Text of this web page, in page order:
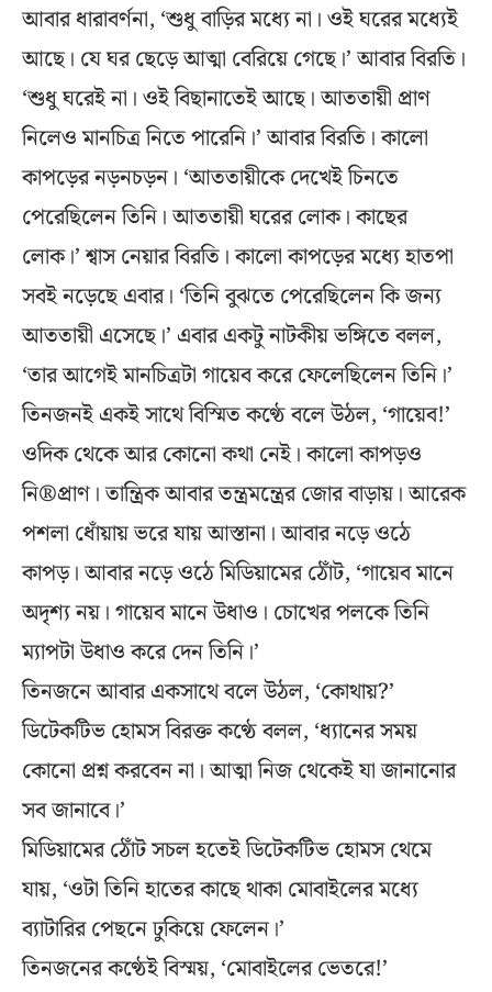
আবার ধারাবর্ণনা, ‘শুধু বাড়ির মধ্যে না। ওই ঘরের মধ্যেই
আছে। যে ঘর ছেড়ে আত্মা বেরিয়ে গেছে।’ আবার বিরতি।
‘শুধু ঘরেই না। ওই বিছানাতেই আছে। আততায়ী প্রাণ
নিলেও মানচিত্র নিতে পারেনি।’ আবার বিরতি। কালো
কাপড়ের নড়নচড়ন। ‘আততায়ীকে দেখেই চিনতে
পেরেছিলেন তিনি। আততায়ী ঘরের লোক। কাছের
লোক।’ শ্বাস নেয়ার বিরতি। কালো কাপড়ের মধ্যে হাতপা
সবই নড়েছে এবার। ‘তিনি বুঝতে পেরেছিলেন কি জন্য
আততায়ী এসেছে।’ এবার একটু নাটকীয় ভঙ্গিতে বলল,
‘তার আগেই মানচিত্রটা গায়েব করে ফেলেছিলেন তিনি।’
তিনজনই একই সাথে বিস্মিত কণ্ঠে বলে উঠল, ‘গায়েব!’
ওদিক থেকে আর কোনো কথা নেই। কালো কাপড়ও
নি®প্রাণ। তান্ত্রিক আবার তন্ত্রমন্ত্রের জোর বাড়ায়। আরেক
পশলা ধোঁয়ায় ভরে যায় আস্তানা। আবার নড়ে ওঠে
কাপড়। আবার নড়ে ওঠে মিডিয়ামের ঠোঁট, ‘গায়েব মানে
অদৃশ্য নয়। গায়েব মানে উধাও। চোখের পলকে তিনি
ম্যাপটা উধাও করে দেন তিনি।’
তিনজনে আবার একসাথে বলে উঠল, ‘কোথায়?’
ডিটেকটিভ হোমস বিরক্ত কণ্ঠে বলল, ‘ধ্যানের সময়
কোনো প্রশ্ন করবেন না। আত্মা নিজ থেকেই যা জানানোর
সব জানাবে।’
মিডিয়ামের ঠোঁট সচল হতেই ডিটেকটিভ হোমস থেমে
যায়, ‘ওটা তিনি হাতের কাছে থাকা মোবাইলের মধ্যে
ব্যাটারির পেছনে ঢুকিয়ে ফেলেন।’
তিনজনের কণ্ঠেই বিস্ময়, ‘মোবাইলের ভেতরে!’